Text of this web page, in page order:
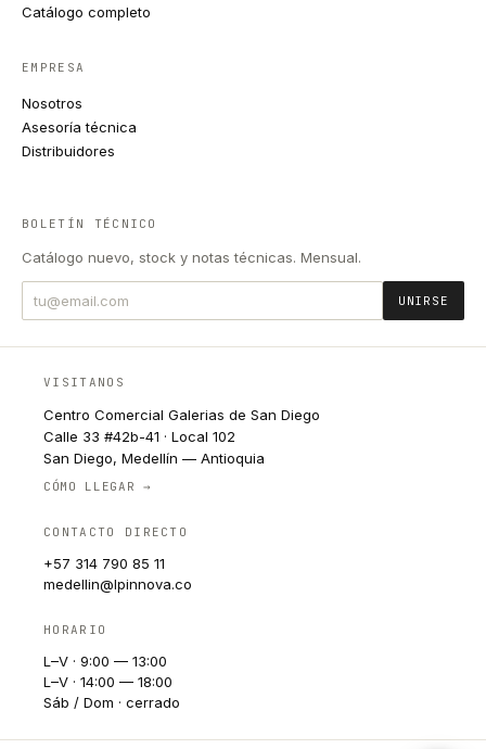
Catálogo completo
EMPRESA
Nosotros
Asesoría técnica
Distribuidores
BOLETÍN TÉCNICO
Catálogo nuevo, stock y notas técnicas. Mensual.
UNIRSE
VISITANOS
Centro Comercial Galerias de San Diego
Calle 33 #42b-41 · Local 102
San Diego, Medellín — Antioquia
CÓMO LLEGAR →
CONTACTO DIRECTO
+57 314 790 85 11
medellin@lpinnova.co
HORARIO
L–V · 9:00 — 13:00
L–V · 14:00 — 18:00
Sáb / Dom · cerrado